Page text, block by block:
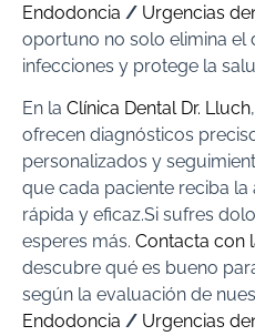
Endodoncia / Urgencias
oportuno no solo elimina el
infecciones y protege la
En la Clínica Dental Dr. Lluch
ofrecen diagnósticos
personalizados y
que cada paciente reciba
rápida y eficaz.Si sufres
esperes más. Contacta con
descubre qué es bueno
según la evaluación de
Endodoncia / Urgencias